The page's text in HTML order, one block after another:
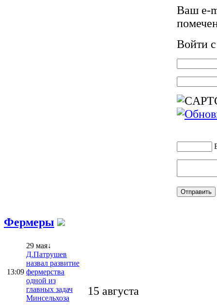
Ваш e-
Войти
Фермеры
13:09
29 мая↓
Д.Патрушев
назвал развитие
фермерства
одной из
главных задач
Минсельхоза
15 августа